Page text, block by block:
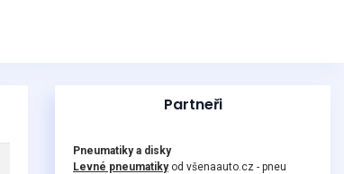
Partneři
Pneumatiky a disky
Levné pneumatikyod všenaauto.cz - pneu